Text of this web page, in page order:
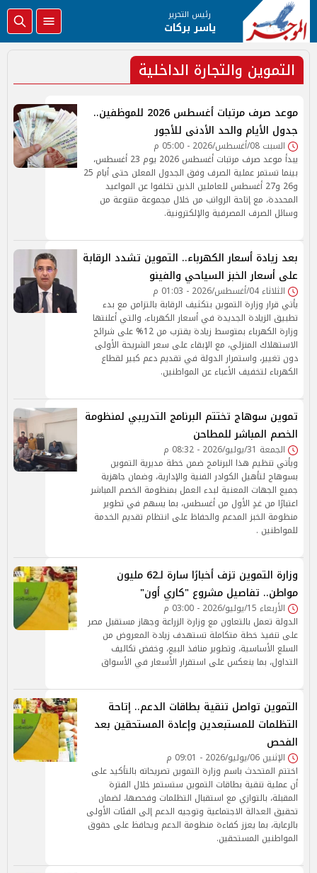
رئيس التحرير
ياسر بركات
التموين والتجارة الداخلية
موعد صرف مرتبات أغسطس 2026 للموظفين..
جدول الأيام والحد الأدنى للأجور
السبت 08/أغسطس/2026 - 05:00 م
يبدأ موعد صرف مرتبات أغسطس 2026 يوم 23 أغسطس،
بينما تستمر عملية الصرف وفق الجدول المعلن حتى أيام 25
و26 و27 أغسطس للعاملين الذين تخلفوا عن المواعيد
المحددة، مع إتاحة الرواتب من خلال مجموعة متنوعة من
وسائل الصرف المصرفية والإلكترونية.
بعد زيادة أسعار الكهرباء.. التموين تشدد الرقابة
على أسعار الخبز السياحي والفينو
الثلاثاء 04/أغسطس/2026 - 01:03 م
يأتي قرار وزارة التموين بتكثيف الرقابة بالتزامن مع بدء
تطبيق الزيادة الجديدة في أسعار الكهرباء، والتي أعلنتها
وزارة الكهرباء بمتوسط زيادة يقترب من 12% على شرائح
الاستهلاك المنزلي، مع الإبقاء على سعر الشريحة الأولى
دون تغيير، واستمرار الدولة في تقديم دعم كبير لقطاع
الكهرباء لتخفيف الأعباء عن المواطنين.
تموين سوهاج تختتم البرنامج التدريبي لمنظومة
الخصم المباشر للمطاحن
الجمعة 31/يوليو/2026 - 08:32 م
ويأتي تنظيم هذا البرنامج ضمن خطة مديرية التموين
بسوهاج لتأهيل الكوادر الفنية والإدارية، وضمان جاهزية
جميع الجهات المعنية لبدء العمل بمنظومة الخصم المباشر
اعتبارًا من غدٍ الأول من أغسطس، بما يسهم في تطوير
منظومة الخبز المدعم والحفاظ على انتظام تقديم الخدمة
للمواطنين .
وزارة التموين تزف أخبارًا سارة لـ62 مليون
مواطن.. تفاصيل مشروع "كاري أون"
الأربعاء 15/يوليو/2026 - 03:00 م
الدولة تعمل بالتعاون مع وزارة الزراعة وجهاز مستقبل مصر
على تنفيذ خطة متكاملة تستهدف زيادة المعروض من
السلع الأساسية، وتطوير منافذ البيع، وخفض تكاليف
التداول، بما ينعكس على استقرار الأسعار في الأسواق
التموين تواصل تنقية بطاقات الدعم.. إتاحة
التظلمات للمستبعدين وإعادة المستحقين بعد
الفحص
الإثنين 06/يوليو/2026 - 09:01 م
اختتم المتحدث باسم وزارة التموين تصريحاته بالتأكيد على
أن عملية تنقية بطاقات التموين ستستمر خلال الفترة
المقبلة، بالتوازي مع استقبال التظلمات وفحصها، لضمان
تحقيق العدالة الاجتماعية وتوجيه الدعم إلى الفئات الأولى
بالرعاية، بما يعزز كفاءة منظومة الدعم ويحافظ على حقوق
المواطنين المستحقين.